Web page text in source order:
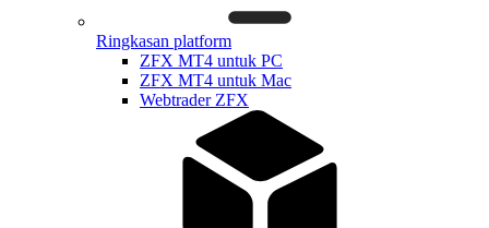
Ringkasan platform
ZFX MT4 untuk PC
ZFX MT4 untuk Mac
Webtrader ZFX